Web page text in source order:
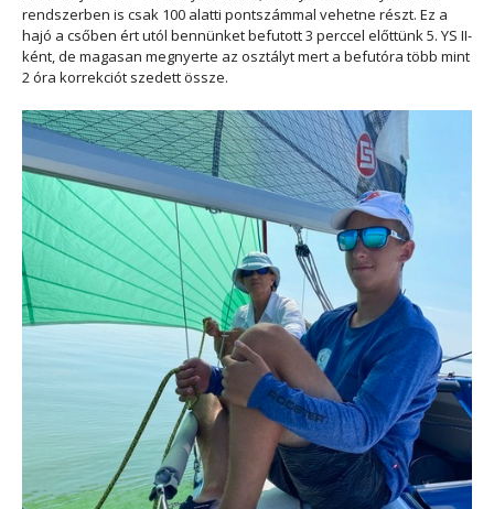
rendszerben is csak 100 alatti pontszámmal vehetne részt. Ez a
hajó a csőben ért utól bennünket befutott 3 perccel előttünk 5. YS II-
ként, de magasan megnyerte az osztályt mert a befutóra több mint
2 óra korrekciót szedett össze.